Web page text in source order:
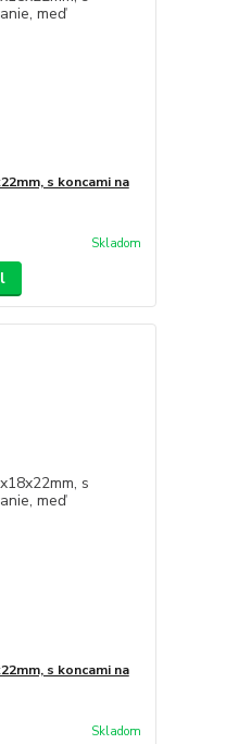
s koncami na
Skladom
s koncami na
Skladom